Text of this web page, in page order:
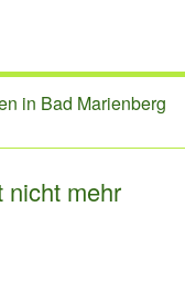
in Bad Marienberg
nicht mehr